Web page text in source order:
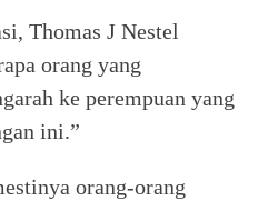
Thomas J Nestel
orang yang
ke perempuan yang
ini.”
orang-orang